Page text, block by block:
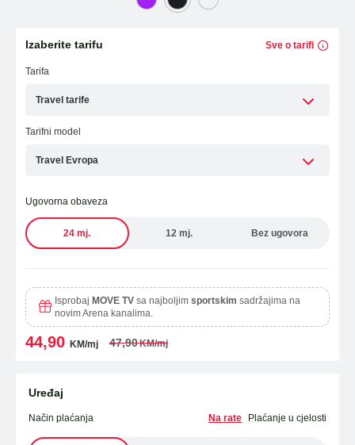
WiFi Modemi i ruteri
Dodatna oprema
OUTLET PONUDA
IZDVAJAMO
ESIM TRAVEL & TURIST
Izaberite tarifu Sve o tarifi
Tarifa
Travel tarife
Tarifni model
Travel Evropa
Ugovorna obaveza
24 mj. 12 mj. Bez ugovora
Isprobaj MOVE TV sa najboljim sportskim sadržajima na
novim Arena kanalima.
44,90 KM/mj 47,90KM/mj
Uređaj
Način plaćanja Na rate Plaćanje u cjelosti